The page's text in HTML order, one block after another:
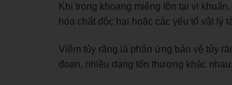
Khi trong khoang miệng tồn tại vi
hóa chất độc hại hoặc các yếu tố vật lý
Viêm tủy răng là phản ứng bảo vệ tủy
đoạn, nhiều dạng tổn thương khác nhau.